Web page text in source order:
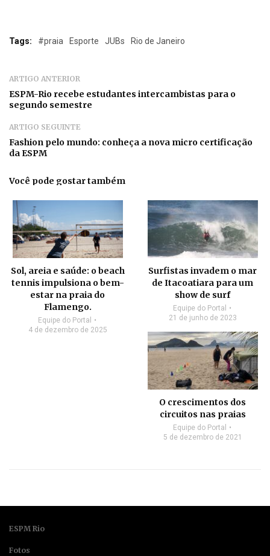
Tags: #praia Esporte JUBs Rio de Janeiro
ARTIGO ANTERIOR
ESPM-Rio recebe estudantes intercambistas para o
segundo semestre
ARTIGO SEGUINTE
Fashion pelo mundo: conheça a nova micro certificação
da ESPM
Você pode gostar também
Sol, areia e saúde: o beach
tennis impulsiona o bem-
estar na praia do
Flamengo.
Equipe do Portal
4 de dezembro de 2025
Surfistas invadem o mar
de Itacoatiara para um
show de surf
Equipe do Portal
21 de junho de 2023
O crescimentos dos
circuitos nas praias
Equipe do Portal
5 de dezembro de 2021
ESPM Rio
Fotos